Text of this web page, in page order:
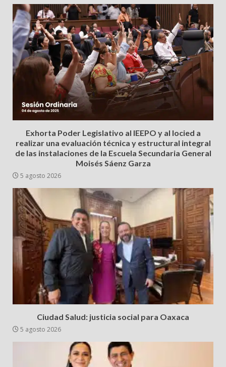
Exhorta Poder Legislativo al IEEPO y al Iocied a
realizar una evaluación técnica y estructural integral
de las instalaciones de la Escuela Secundaria General
Moisés Sáenz Garza
5 agosto 2026
Ciudad Salud: justicia social para Oaxaca
5 agosto 2026